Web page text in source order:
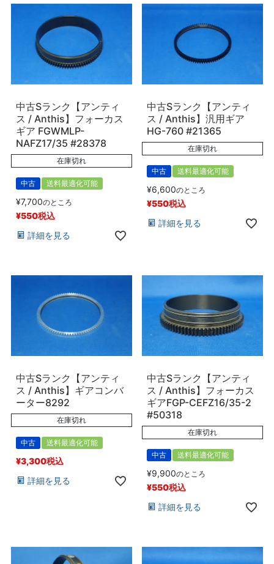
中古Sランク【アンティ
ス / Anthis】フォーカス
ギア FGWMLP-
NAFZ17/35 #28378
在庫切れ
中古 送料最適化可能
¥7,700のところ
¥550税込
詳細を見る
中古Sランク【アンティ
ス / Anthis】汎用ギア
HG-760 #21365
在庫切れ
中古 送料最適化可能
¥6,600のところ
¥550税込
詳細を見る
中古Sランク【アンティ
ス / Anthis】ギアコンバ
ーター8292
在庫切れ
中古 送料最適化可能
¥3,300税込
詳細を見る
中古Sランク【アンティ
ス / Anthis】フォーカス
ギアFGP-CEFZ16/35-2
#50318
在庫切れ
中古 送料最適化可能
¥9,900のところ
¥550税込
詳細を見る